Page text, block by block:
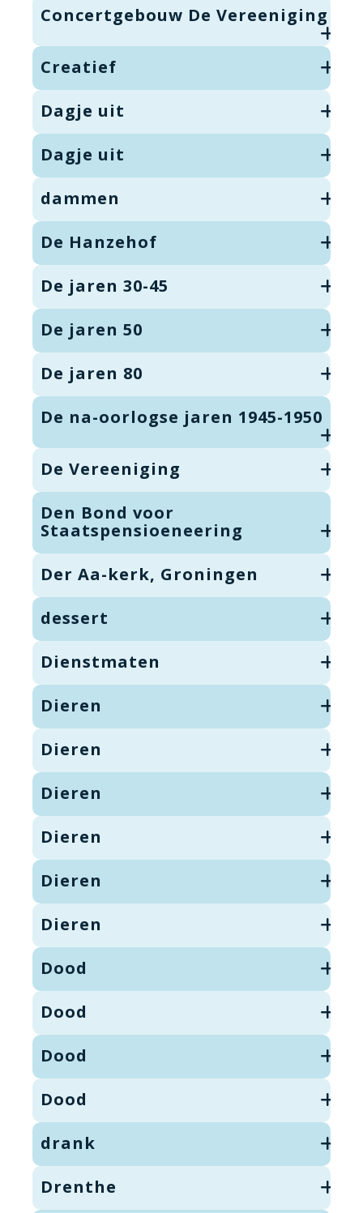
Concertgebouw De Vereeniging
Creatief
Dagje uit
Dagje uit
dammen
De Hanzehof
De jaren 30-45
De jaren 50
De jaren 80
De na-oorlogse jaren 1945-1950
De Vereeniging
Den Bond voor
Staatspensioeneering
Der Aa-kerk, Groningen
dessert
Dienstmaten
Dieren
Dieren
Dieren
Dieren
Dieren
Dieren
Dood
Dood
Dood
Dood
drank
Drenthe